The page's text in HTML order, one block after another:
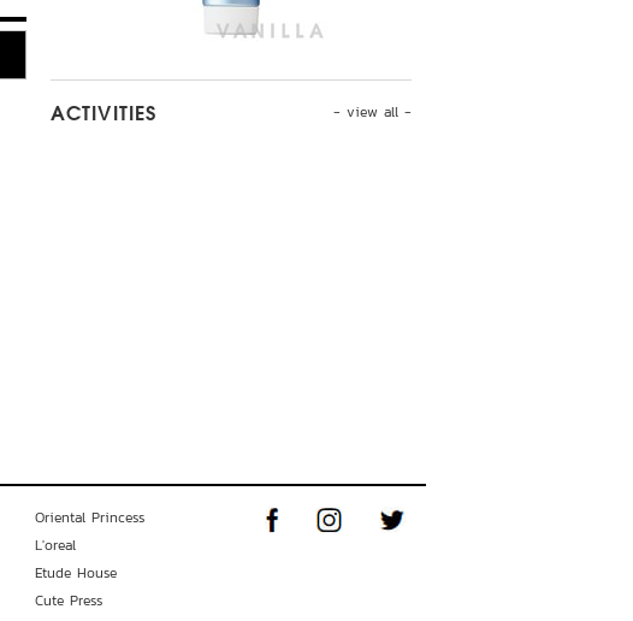
- view all -
ACTIVITIES
Oriental Princess
L'oreal
Etude House
Cute Press